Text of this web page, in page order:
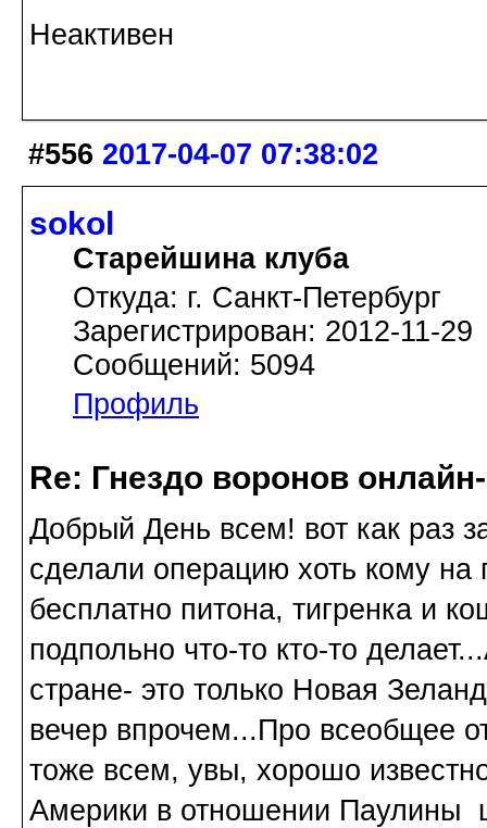
Неактивен
#556 2017-04-07 07:38:02
sokol
Старейшина клуба
Откуда: г. Санкт-Петербург
Зарегистрирован: 2012-11-29
Сообщений: 5094
Профиль
Re: Гнездо воронов
Добрый День всем! вот как раз
сделали операцию хоть кому
бесплатно питона, тигренка и
подпольно что-то кто-то
стране- это только Новая
вечер впрочем...Про всеобщее
тоже всем, увы, хорошо
Америки в отношении Паулины